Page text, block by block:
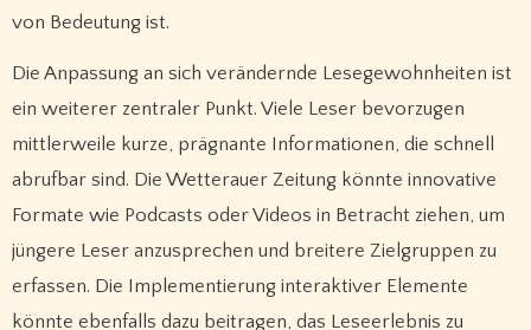
von Bedeutung ist.
Die Anpassung an sich verändernde Lesegewohnheiten ist
ein weiterer zentraler Punkt. Viele Leser bevorzugen
mittlerweile kurze, prägnante Informationen, die schnell
abrufbar sind. Die Wetterauer Zeitung könnte innovative
Formate wie Podcasts oder Videos in Betracht ziehen, um
jüngere Leser anzusprechen und breitere Zielgruppen zu
erfassen. Die Implementierung interaktiver Elemente
könnte ebenfalls dazu beitragen, das Leseerlebnis zu